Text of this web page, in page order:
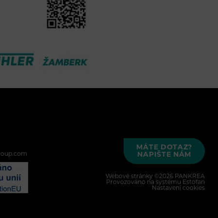
MÁTE DOTAZ?
NAPIŠTE NÁM
Webové stránky ©2026 PANKREA
Provozováno na systému Estofan
Nastavení cookies